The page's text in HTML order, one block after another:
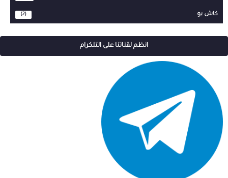
كاش يو (2)
انظم لقناتنا على التلكرام